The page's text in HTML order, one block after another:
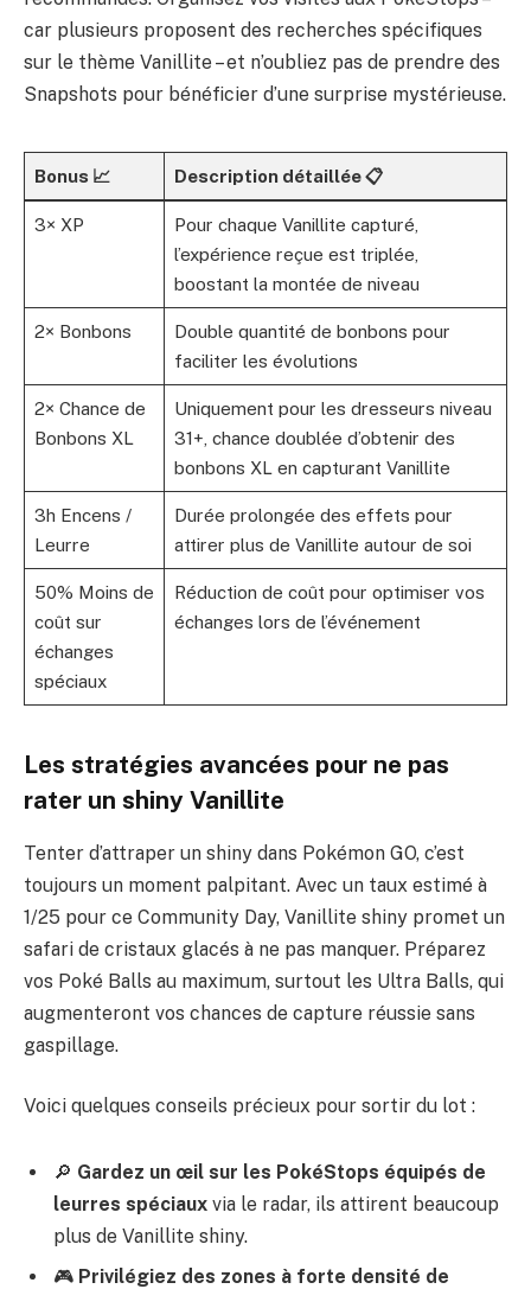
car plusieurs proposent des recherches spécifiques
sur le thème Vanillite – et n’oubliez pas de prendre des
Snapshots pour bénéficier d’une surprise mystérieuse.
Bonus 📈 Description détaillée 📋
3× XP
Pour chaque Vanillite capturé,
l’expérience reçue est triplée,
boostant la montée de niveau
2× Bonbons
Double quantité de bonbons pour
faciliter les évolutions
2× Chance de
Bonbons XL
Uniquement pour les dresseurs niveau
31+, chance doublée d’obtenir des
bonbons XL en capturant Vanillite
3h Encens /
Leurre
Durée prolongée des effets pour
attirer plus de Vanillite autour de soi
50% Moins de
coût sur
échanges
spéciaux
Réduction de coût pour optimiser vos
échanges lors de l’événement
Les stratégies avancées pour ne pas
rater un shiny Vanillite
Tenter d’attraper un shiny dans Pokémon GO, c’est
toujours un moment palpitant. Avec un taux estimé à
1/25 pour ce Community Day, Vanillite shiny promet un
safari de cristaux glacés à ne pas manquer. Préparez
vos Poké Balls au maximum, surtout les Ultra Balls, qui
augmenteront vos chances de capture réussie sans
gaspillage.
Voici quelques conseils précieux pour sortir du lot :
🔎 Gardez un œil sur les PokéStops équipés de
leurres spéciaux via le radar, ils attirent beaucoup
plus de Vanillite shiny.
🎮 Privilégiez des zones à forte densité de